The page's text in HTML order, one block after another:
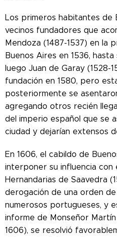
Los primeros habitantes de
vecinos fundadores que
Mendoza (1487-1537) en la
Buenos Aires en 1536,
luego Juan de Garay (1528-
fundación en 1580, pero
posteriormente se
agregando otros recién
del imperio español que se
ciudad y dejarían extensos
En 1606, el cabildo de
interponer su influencia con
Hernandarias de Saavedra
derogación de una orden
numerosos portugueses, y
informe de Monseñor
1606), se resolvió